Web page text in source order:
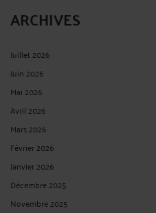
ARCHIVES
Juillet 2026
Juin 2026
Mai 2026
Avril 2026
Mars 2026
Février 2026
Janvier 2026
Décembre 2025
Novembre 2025